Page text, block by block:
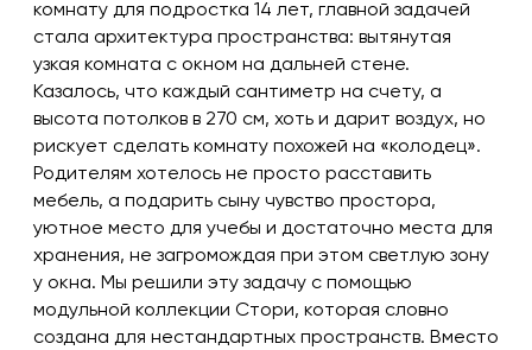
комнату для подростка 14 лет, главной задачей
стала архитектура пространства: вытянутая
узкая комната с окном на дальней стене.
Казалось, что каждый сантиметр на счету, а
высота потолков в 270 см, хоть и дарит воздух, но
рискует сделать комнату похожей на «колодец».
Родителям хотелось не просто расставить
мебель, а подарить сыну чувство простора,
уютное место для учебы и достаточно места для
хранения, не загромождая при этом светлую зону
у окна. Мы решили эту задачу с помощью
модульной коллекции Стори, которая словно
создана для нестандартных пространств. Вместо